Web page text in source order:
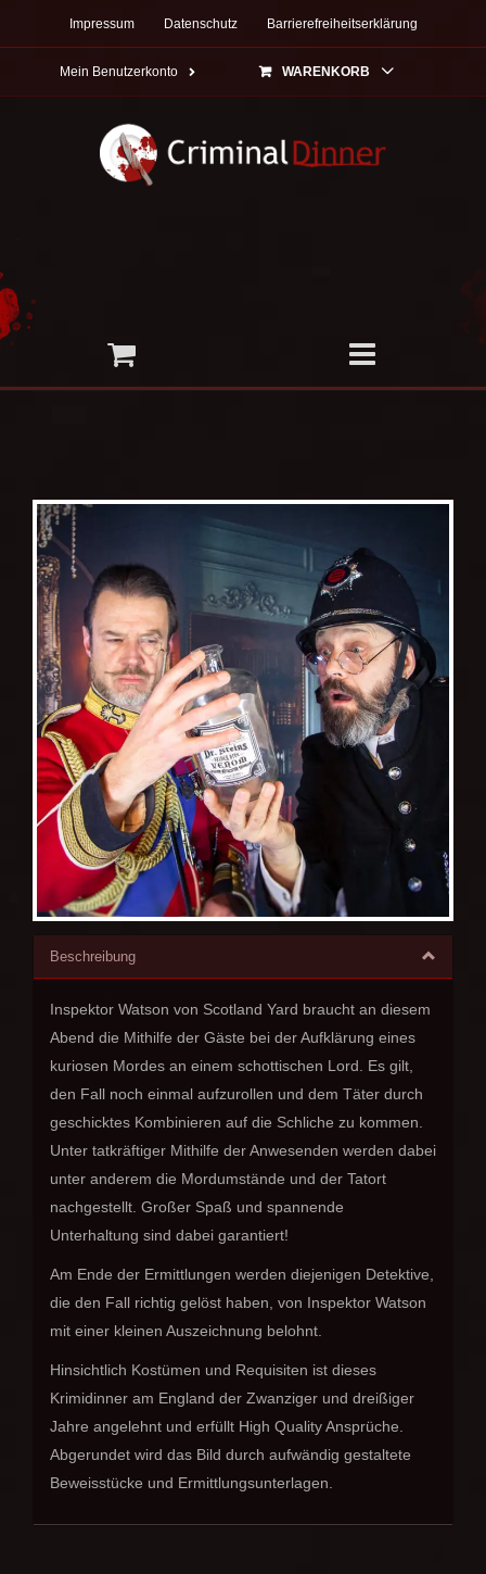
Impressum Datenschutz Barrierefreiheitserklärung
Mein Benutzerkonto WARENKORB
Beschreibung
Inspektor Watson von Scotland Yard braucht an diesem
Abend die Mithilfe der Gäste bei der Aufklärung eines
kuriosen Mordes an einem schottischen Lord. Es gilt,
den Fall noch einmal aufzurollen und dem Täter durch
geschicktes Kombinieren auf die Schliche zu kommen.
Unter tatkräftiger Mithilfe der Anwesenden werden dabei
unter anderem die Mordumstände und der Tatort
nachgestellt. Großer Spaß und spannende
Unterhaltung sind dabei garantiert!
Am Ende der Ermittlungen werden diejenigen Detektive,
die den Fall richtig gelöst haben, von Inspektor Watson
mit einer kleinen Auszeichnung belohnt.
Hinsichtlich Kostümen und Requisiten ist dieses
Krimidinner am England der Zwanziger und dreißiger
Jahre angelehnt und erfüllt High Quality Ansprüche.
Abgerundet wird das Bild durch aufwändig gestaltete
Beweisstücke und Ermittlungsunterlagen.